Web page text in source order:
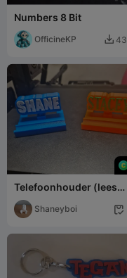
Numbers 8 Bit
OfficineKP  43
Telefoonhouder (lees
beschrijving)
Shaneyboi 